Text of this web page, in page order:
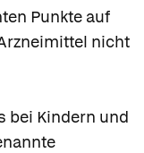
Punkte auf
nicht
bei Kindern und